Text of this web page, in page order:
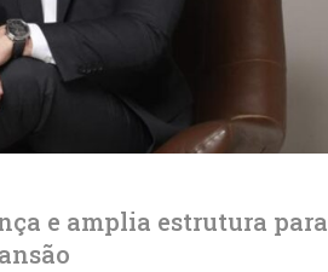
e amplia estrutura para